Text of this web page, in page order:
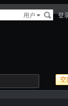
用户 登
空